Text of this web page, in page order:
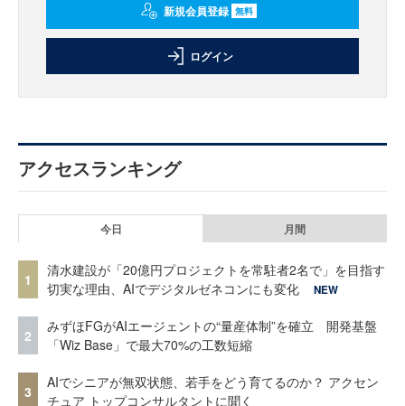
新規会員登録 無料
ログイン
アクセスランキング
今日 月間
1
清水建設が「20億円プロジェクトを常駐者2名で」を目指す
切実な理由、AIでデジタルゼネコンにも変化
NEW
2
みずほFGがAIエージェントの“量産体制”を確立 開発基盤
「Wiz Base」で最大70%の工数短縮
3
AIでシニアが無双状態、若手をどう育てるのか？ アクセン
チュア トップコンサルタントに聞く